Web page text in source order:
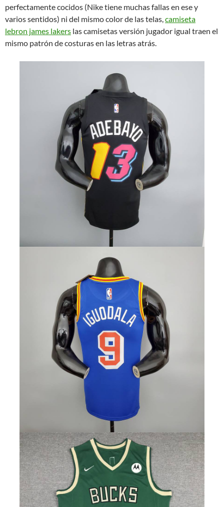
perfectamente cocidos (Nike tiene muchas fallas en ese y
varios sentidos) ni del mismo color de las telas, camiseta
lebron james lakers las camisetas versión jugador igual traen el
mismo patrón de costuras en las letras atrás.